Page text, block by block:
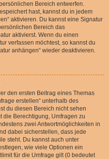
Bereich entwerfen.
hast, kannst du in jedem
aktivieren. Du kannst eine Signatur
Bereich das
aktivierst. Wenn du einen
verfassen möchtest, so kannst du
anhängen“ wieder deaktivieren.
den ersten Beitrag eines Themas
erstellen“ unterhalb des
du diesen Bereich nicht sehen
die Berechtigung, Umfragen zu
zwei Antwortmöglichkeiten in
dabei sicherstellen, dass jede
steht. Du kannst auch unter
wie viele Optionen ein
für die Umfrage gilt (0 bedeutet